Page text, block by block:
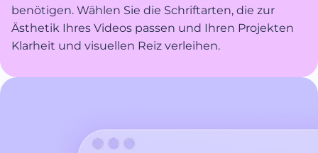
benötigen. Wählen Sie die Schriftarten, die zur
Ästhetik Ihres Videos passen und Ihren Projekten
Klarheit und visuellen Reiz verleihen.